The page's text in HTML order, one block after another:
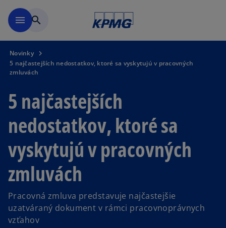
menu search
Novinky
5 najčastejších nedostatkov, ktoré sa vyskytujú v pracovných
zmluvách
5 najčastejších
nedostatkov, ktoré sa
vyskytujú v pracovných
zmluvách
Pracovná zmluva predstavuje najčastejšie
uzatváraný dokument v rámci pracovnoprávnych
vzťahov